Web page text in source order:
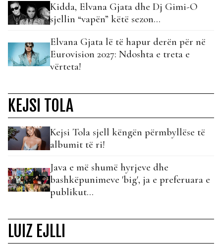
Kidda, Elvana Gjata dhe Dj Gimi-O
sjellin “vapën” këtë sezon…
Elvana Gjata lë të hapur derën për në
Eurovision 2027: Ndoshta e treta e
vërteta!
KEJSI TOLA
Kejsi Tola sjell këngën përmbyllëse të
albumit të ri!
Java e më shumë hyrjeve dhe
bashkëpunimeve 'big', ja e preferuara e
publikut...
LUIZ EJLLI